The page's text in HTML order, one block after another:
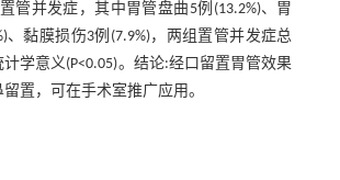
管并发症，其中胃管盘曲5例(13.2%)、胃
、黏膜损伤3例(7.9%)，两组置管并发症总
学意义(P<0.05)。结论:经口留置胃管效果
置，可在手术室推广应用。